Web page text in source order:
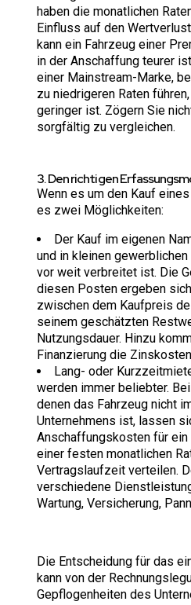
haben die monatlichen
Einfluss auf den
kann ein Fahrzeug einer
in der Anschaffung teurer
einer Mainstream-Marke,
zu niedrigeren Raten
geringer ist. Zögern Sie
sorgfältig zu vergleichen.
3. Den richtigen
Wenn es um den Kauf
es zwei Möglichkeiten:
Der Kauf im eigenen
und in kleinen
vor weit verbreitet ist. Die
diesen Posten ergeben
zwischen dem Kaufpreis
seinem geschätzten
Nutzungsdauer. Hinzu
Finanzierung die
Lang- oder
werden immer beliebter.
denen das Fahrzeug nicht
Unternehmens ist, lassen
Anschaffungskosten für ein
einer festen monatlichen
Vertragslaufzeit verteilen.
verschiedene
Wartung, Versicherung,
Die Entscheidung für das
kann von der
Gepflogenheiten des